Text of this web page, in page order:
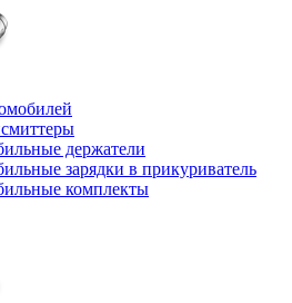
держатели
зарядки в прикуриватель
комплекты